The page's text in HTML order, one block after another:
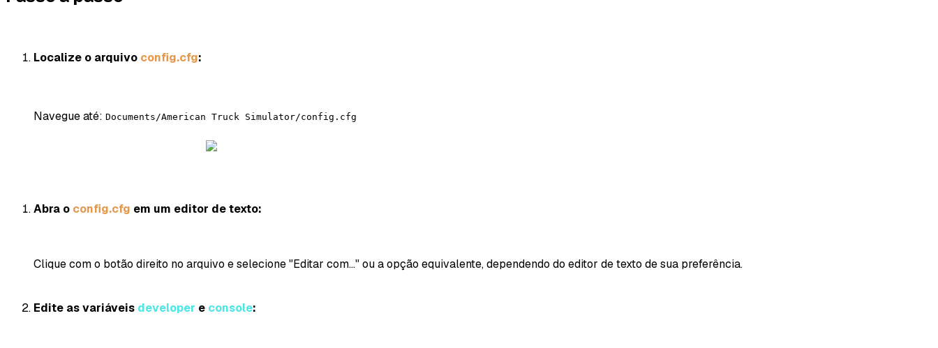
Localize o arquivo config.cfg:
Navegue até: Documents/American Truck Simulator/config.cfg
Abra o config.cfg em um editor de texto:
Clique com o botão direito no arquivo e selecione "Editar com..." ou a opção equivalente, dependendo do editor de texto de sua preferência.
Edite as variáveis developer e console: